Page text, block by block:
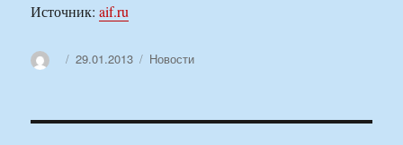
Источник:aif.ru
АвторОпубликовано
29.01.2013 Рубрики
Новости